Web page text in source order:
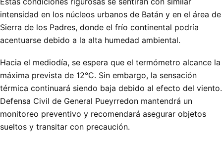
intensidad en los núcleos urbanos de Batán y en el área de
Sierra de los Padres, donde el frío continental podría
acentuarse debido a la alta humedad ambiental.
Hacia el mediodía, se espera que el termómetro alcance la
máxima prevista de 12°C. Sin embargo, la sensación
térmica continuará siendo baja debido al efecto del viento.
Defensa Civil de General Pueyrredon mantendrá un
monitoreo preventivo y recomendará asegurar objetos
sueltos y transitar con precaución.